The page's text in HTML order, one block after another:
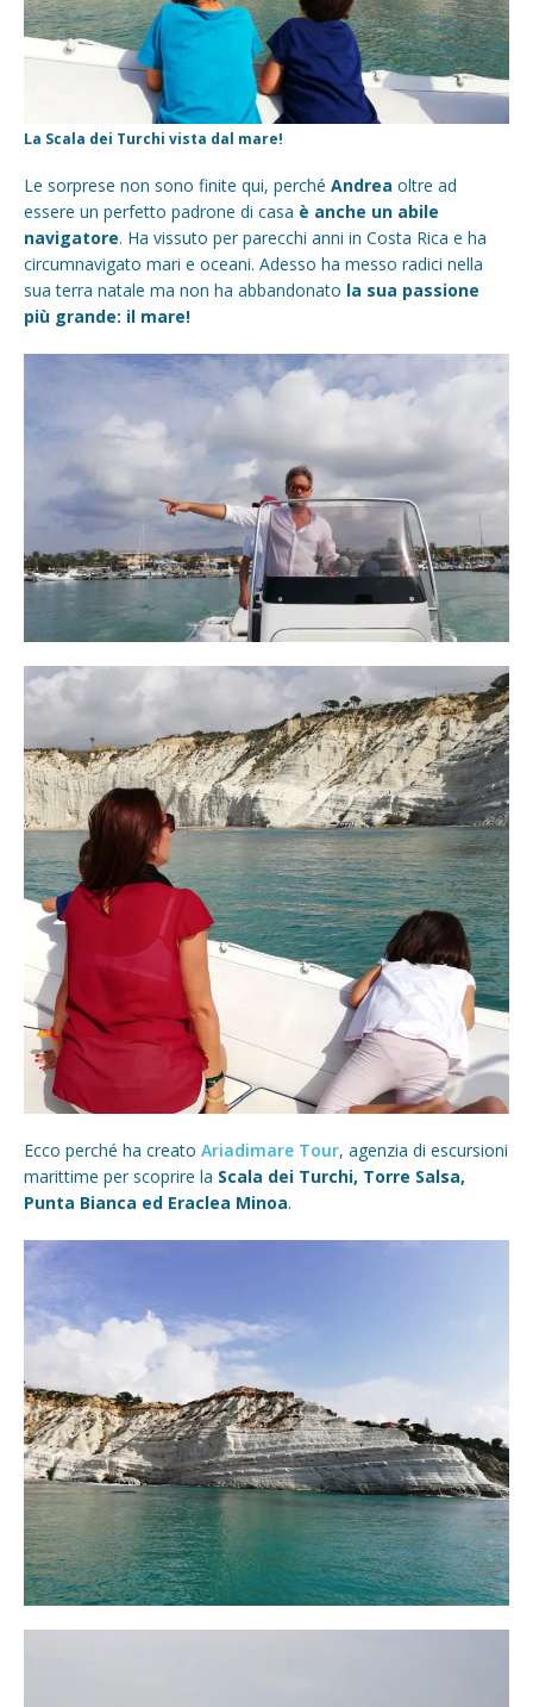
La Scala dei Turchi vista dal mare!
Le sorprese non sono finite qui, perché Andrea oltre ad
essere un perfetto padrone di casa è anche un abile
navigatore. Ha vissuto per parecchi anni in Costa Rica e ha
circumnavigato mari e oceani. Adesso ha messo radici nella
sua terra natale ma non ha abbandonato la sua passione
più grande: il mare!
Ecco perché ha creato Ariadimare Tour, agenzia di escursioni
marittime per scoprire la Scala dei Turchi, Torre Salsa,
Punta Bianca ed Eraclea Minoa.